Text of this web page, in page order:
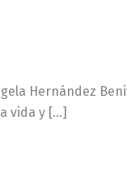
Hernández
vida y […]